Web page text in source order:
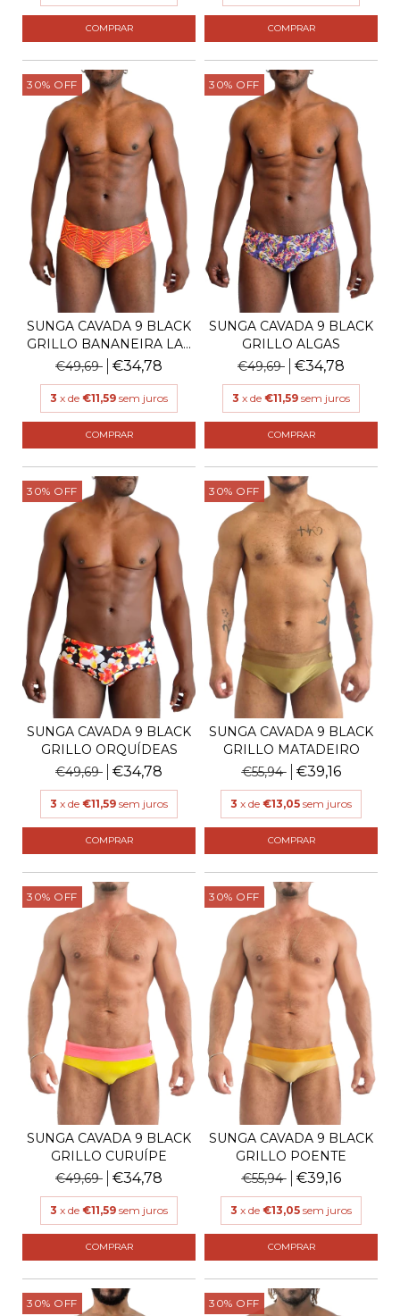
COMPRAR COMPRAR
30% OFF
SUNGA CAVADA 9 BLACK
GRILLO BANANEIRA LA...
€49,69
€34,78
3 x de €11,59 sem juros
COMPRAR
30% OFF
SUNGA CAVADA 9 BLACK
GRILLO ALGAS
€49,69
€34,78
3 x de €11,59 sem juros
COMPRAR
30% OFF
SUNGA CAVADA 9 BLACK
GRILLO ORQUÍDEAS
€49,69
€34,78
3 x de €11,59 sem juros
COMPRAR
30% OFF
SUNGA CAVADA 9 BLACK
GRILLO MATADEIRO
€55,94
€39,16
3 x de €13,05 sem juros
COMPRAR
30% OFF
SUNGA CAVADA 9 BLACK
GRILLO CURUÍPE
€49,69
€34,78
3 x de €11,59 sem juros
COMPRAR
30% OFF
SUNGA CAVADA 9 BLACK
GRILLO POENTE
€55,94
€39,16
3 x de €13,05 sem juros
COMPRAR
30% OFF 30% OFF